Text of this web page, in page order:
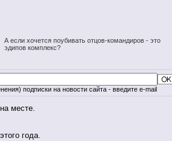
А если хочется поубивать отцов-командиров - это
эдипов комплекс?
подписки на новости сайта - введите e-mail
месте.
года.